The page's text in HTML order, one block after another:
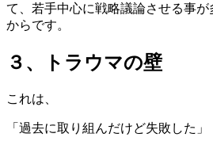
て、若手中心に戦略議論させる事
からです。
３、トラウマの壁
これは、
「過去に取り組んだけど失敗した」